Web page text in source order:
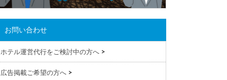
お問い合わせ
ホテル運営代行をご検討中の方へ >
広告掲載ご希望の方へ >